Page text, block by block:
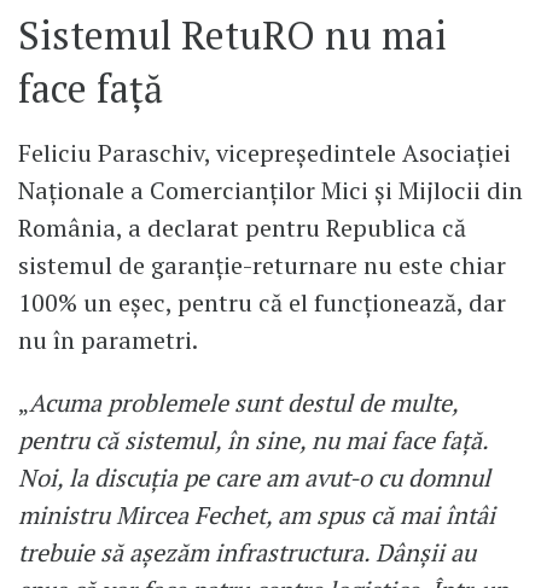
Sistemul RetuRO nu mai
face față
Feliciu Paraschiv, vicepreşedintele Asociaţiei
Naţionale a Comercianţilor Mici şi Mijlocii din
România, a declarat pentru Republica că
sistemul de garanție-returnare nu este chiar
100% un eșec, pentru că el funcționează, dar
nu în parametri.
„Acuma problemele sunt destul de multe,
pentru că sistemul, în sine, nu mai face față.
Noi, la discuția pe care am avut-o cu domnul
ministru Mircea Fechet, am spus că mai întâi
trebuie să așezăm infrastructura. Dânșii au